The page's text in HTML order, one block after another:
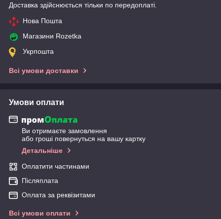
Доставка здійснюється тільки по передоплаті.
Нова Пошта
Магазини Rozetka
Укрпошта
Всі умови доставки
Умови оплати
Ви отримаєте замовлення
або гроші повернуться на вашу картку
Детальніше
Оплатити частинами
Післяплата
Оплата за реквізитами
Всі умови оплати